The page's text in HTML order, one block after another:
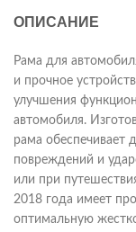
ОПИСАНИЕ
Рама для
и прочное
улучшения
автомобиля.
рама обеспечивает
повреждений и
или при
2018 года имеет
оптимальную